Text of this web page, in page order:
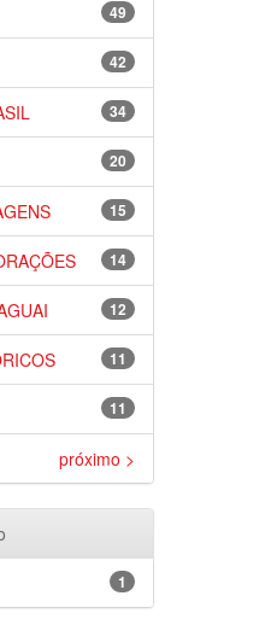
49
42
34
20
15
14
12
11
11
próximo >
1